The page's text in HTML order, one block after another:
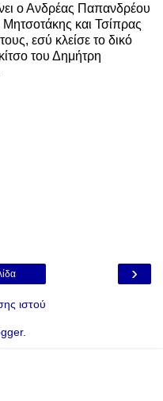
ο Ανδρέας Παπανδρέου
και Τσίπρας
εσύ κλείσε το δικό
του Δημήτρη
›
ιστού
.